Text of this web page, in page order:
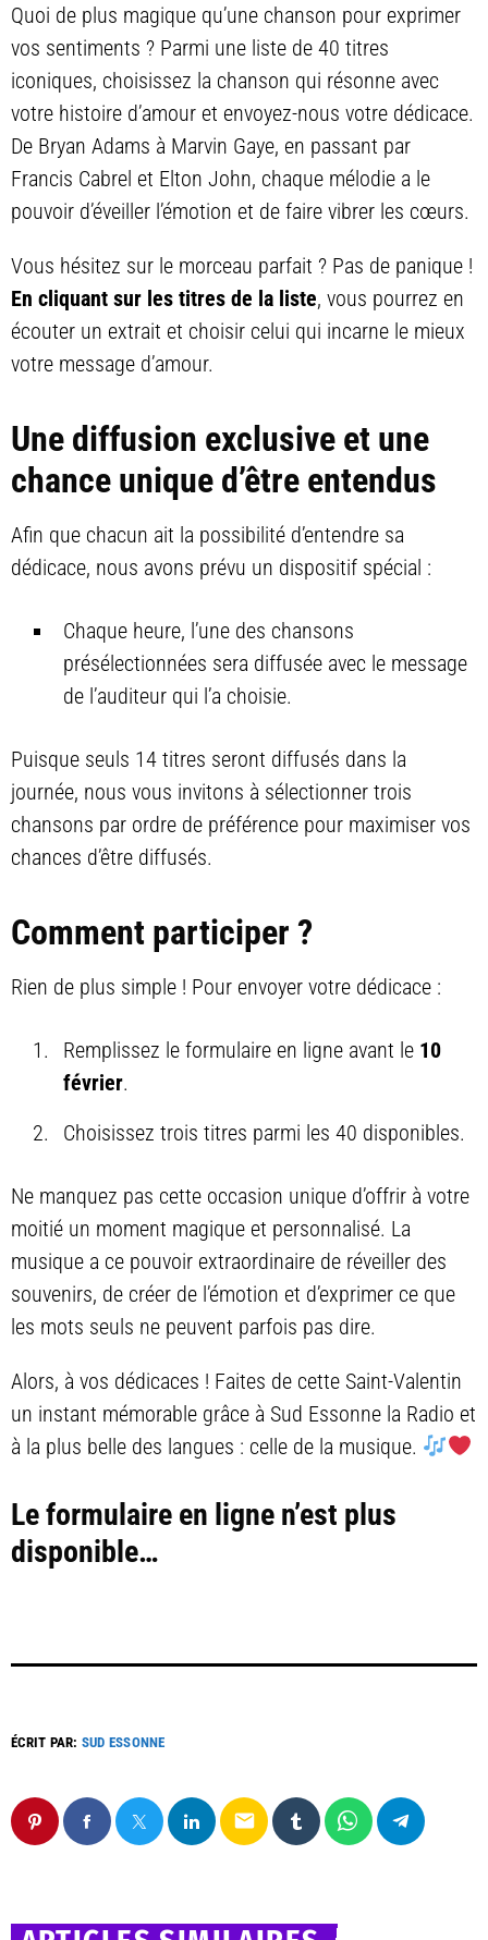
Quoi de plus magique qu’une chanson pour exprimer
vos sentiments ? Parmi une liste de 40 titres
iconiques, choisissez la chanson qui résonne avec
votre histoire d’amour et envoyez-nous votre dédicace.
De Bryan Adams à Marvin Gaye, en passant par
Francis Cabrel et Elton John, chaque mélodie a le
pouvoir d’éveiller l’émotion et de faire vibrer les cœurs.
Vous hésitez sur le morceau parfait ? Pas de panique !
En cliquant sur les titres de la liste, vous pourrez en
écouter un extrait et choisir celui qui incarne le mieux
votre message d’amour.
Une diffusion exclusive et une
chance unique d’être entendus
Afin que chacun ait la possibilité d’entendre sa
dédicace, nous avons prévu un dispositif spécial :
Chaque heure, l’une des chansons
présélectionnées sera diffusée avec le message
de l’auditeur qui l’a choisie.
Puisque seuls 14 titres seront diffusés dans la
journée, nous vous invitons à sélectionner trois
chansons par ordre de préférence pour maximiser vos
chances d’être diffusés.
Comment participer ?
Rien de plus simple ! Pour envoyer votre dédicace :
Remplissez le formulaire en ligne avant le 10
février.
Choisissez trois titres parmi les 40 disponibles.
Ne manquez pas cette occasion unique d’offrir à votre
moitié un moment magique et personnalisé. La
musique a ce pouvoir extraordinaire de réveiller des
souvenirs, de créer de l’émotion et d’exprimer ce que
les mots seuls ne peuvent parfois pas dire.
Alors, à vos dédicaces ! Faites de cette Saint-Valentin
un instant mémorable grâce à Sud Essonne la Radio et
à la plus belle des langues : celle de la musique.
Le formulaire en ligne n’est plus
disponible…
ÉCRIT PAR: SUD ESSONNE
email